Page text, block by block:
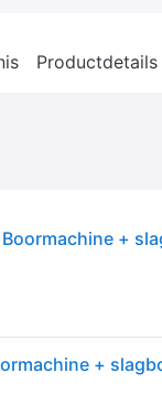
Productdetails